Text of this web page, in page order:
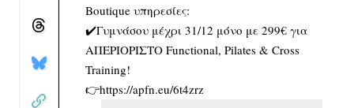
Boutique υπηρεσίες:
✔️Γυμνάσου μέχρι 31/12 μόνο με 299€ για
ΑΠΕΡΙΟΡΙΣΤΟ Functional, Pilates & Cross
Training!
👉https://apfn.eu/6t4zrz